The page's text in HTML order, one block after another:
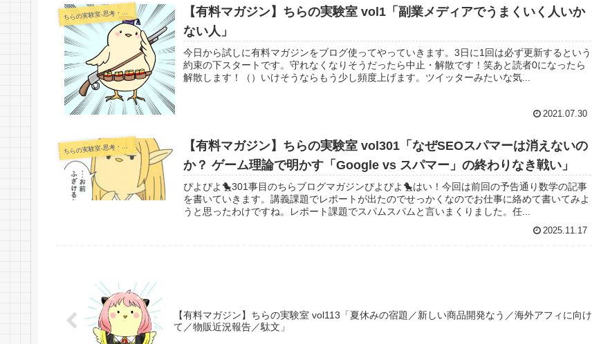
ち らの実験室-思考・失敗談・リアルタイム実況等を発信します-
【有料マガジン】ちらの実験室 vol1「副業メディアでうまくいく人いか
ない人」
今日から試しに有料マガジンをブログ使ってやっていきます。3日に1回は必ず更新するという
約束の下スタートです。守れなくなりそうだったら中止・解散です！笑あと読者0になったら
解散します！（）いけそうならもう少し頻度上げます。ツイッターみたいな気...
2021.07.30
ち らの実験室-思考・失敗談・リアルタイム実況等を発信します-
【有料マガジン】ちらの実験室 vol301「なぜSEOスパマーは消えないの
か？ ゲーム理論で明かす「Google vs スパマー」の終わりなき戦い」
ぴよぴよ🐤301事目のちらブログマガジンぴよぴよ🐤はい！今回は前回の予告通り数学の記事
を書いていきます。講義課題でレポートが出たのでせっかくなのでお仕事に絡めて書いてみよ
うと思ったわけですね。レポート課題でスパムスパムと言いまくりました。任...
2025.11.17
【有料マガジン】ちらの実験室 vol113「夏休みの宿題／新しい商品開発なう／海外アフィに向け
て／物販近況報告／駄文」